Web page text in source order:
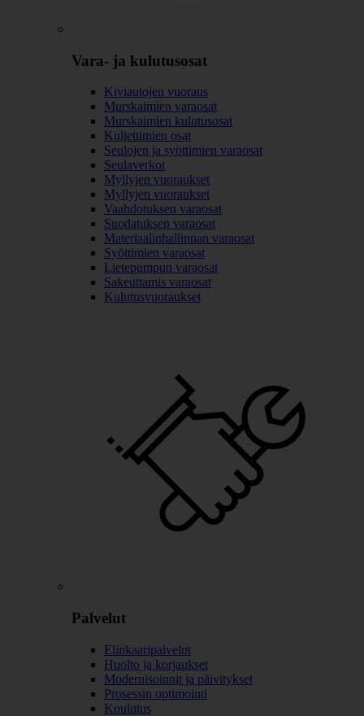
Vara- ja kulutusosat
Kiviautojen vuoraus
Murskaimien varaosat
Murskaimien kulutusosat
Kuljettimien osat
Seulojen ja syöttimien varaosat
Seulaverkot
Myllyjen vuoraukset
Myllyjen vuoraukset
Vaahdotuksen varaosat
Suodatuksen varaosat
Materiaalinhallinnan varaosat
Syöttimien varaosat
Lietepumpun varaosat
Sakeuttamis varaosat
Kulutusvuoraukset
Palvelut
Elinkaaripalvelut
Huolto ja korjaukset
Modernisoinnit ja päivitykset
Prosessin optimointi
Koulutus